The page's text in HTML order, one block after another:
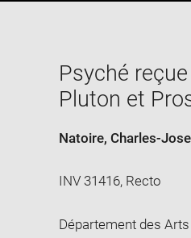
Psyché
Pluton et
Natoire, Charles-
INV 31416, Recto
Département des